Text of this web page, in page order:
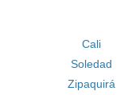
Cali
Soledad
Zipaquirá